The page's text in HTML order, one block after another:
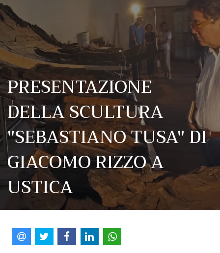
PRESENTAZIONE
DELLA SCULTURA
"SEBASTIANO TUSA" DI
GIACOMO RIZZO A
USTICA